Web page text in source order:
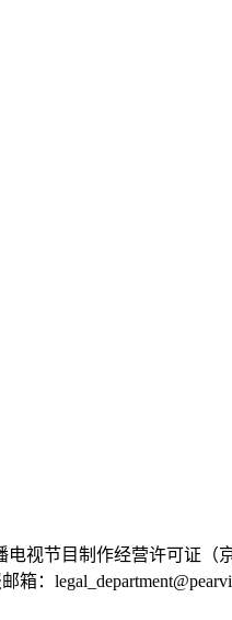
电视节目制作经营许可证（
箱：